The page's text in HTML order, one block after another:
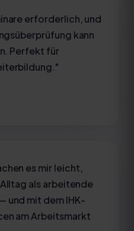
erforderlich, und
kann
Perfekt für
"
es mir leicht,
als arbeitende
und mit dem IHK-
am Arbeitsmarkt